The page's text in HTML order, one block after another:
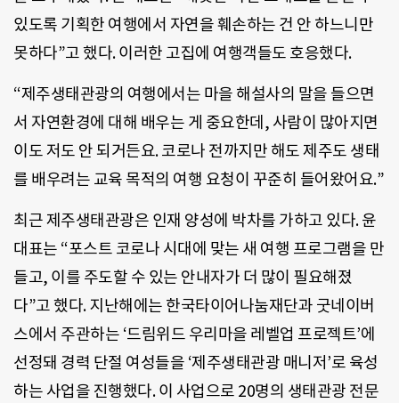
있도록 기획한 여행에서 자연을 훼손하는 건 안 하느니만
못하다”고 했다. 이러한 고집에 여행객들도 호응했다.
“제주생태관광의 여행에서는 마을 해설사의 말을 들으면
서 자연환경에 대해 배우는 게 중요한데, 사람이 많아지면
이도 저도 안 되거든요. 코로나 전까지만 해도 제주도 생태
를 배우려는 교육 목적의 여행 요청이 꾸준히 들어왔어요.”
최근 제주생태관광은 인재 양성에 박차를 가하고 있다. 윤
대표는 “포스트 코로나 시대에 맞는 새 여행 프로그램을 만
들고, 이를 주도할 수 있는 안내자가 더 많이 필요해졌
다”고 했다. 지난해에는 한국타이어나눔재단과 굿네이버
스에서 주관하는 ‘드림위드 우리마을 레벨업 프로젝트’에
선정돼 경력 단절 여성들을 ‘제주생태관광 매니저’로 육성
하는 사업을 진행했다. 이 사업으로 20명의 생태관광 전문